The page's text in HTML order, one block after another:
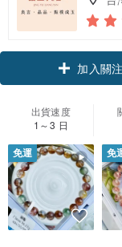
領優惠券
加入關注
出貨速度
1～3 日
免運 免